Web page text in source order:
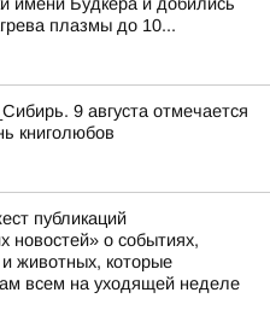
плазмы до 10...
9 августа отмечается
книголюбов
публикаций
новостей» о событиях,
животных, которые
всем на уходящей неделе